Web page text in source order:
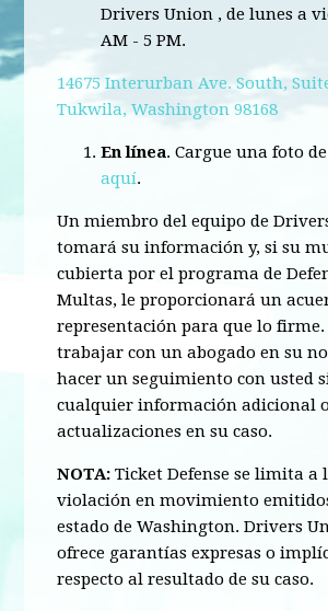
Drivers Union , de lunes a
AM - 5 PM.
14675 Interurban Ave. South,
Tukwila, Washington 98168
En línea. Cargue una foto
aquí.
Un miembro del equipo de
tomará su información y, si su
cubierta por el programa de
Multas, le proporcionará un
representación para que lo firme.
trabajar con un abogado en su
hacer un seguimiento con usted
cualquier información adicional
actualizaciones en su caso.
NOTA: Ticket Defense se limita a
violación en movimiento
estado de Washington. Drivers
ofrece garantías expresas o
respecto al resultado de su caso.